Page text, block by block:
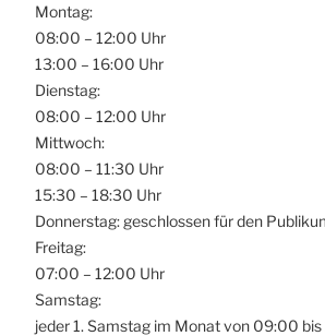
Montag:
08:00 – 12:00 Uhr
13:00 – 16:00 Uhr
Dienstag:
08:00 – 12:00 Uhr
Mittwoch:
08:00 – 11:30 Uhr
15:30 – 18:30 Uhr
Donnerstag: geschlossen für den
Freitag:
07:00 – 12:00 Uhr
Samstag:
jeder 1. Samstag im Monat von 09:00